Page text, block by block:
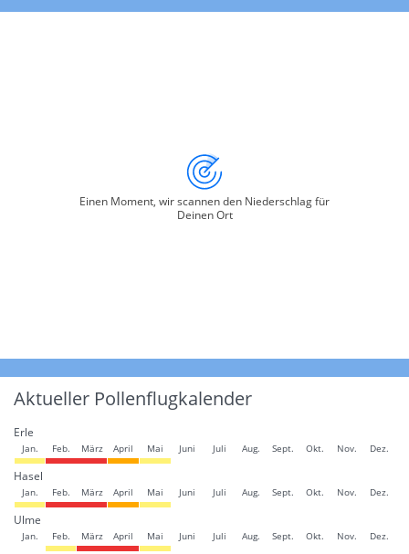
Einen Moment, wir scannen den Niederschlag für
Deinen Ort
Aktueller Pollenflugkalender
Erle
Jan. Feb. März April Mai Juni Juli Aug. Sept. Okt. Nov. Dez.
Hasel
Jan. Feb. März April Mai Juni Juli Aug. Sept. Okt. Nov. Dez.
Ulme
Jan. Feb. März April Mai Juni Juli Aug. Sept. Okt. Nov. Dez.